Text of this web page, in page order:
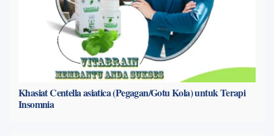
Khasiat Centella asiatica (Pegagan/Gotu Kola) untuk Terapi
Insomnia